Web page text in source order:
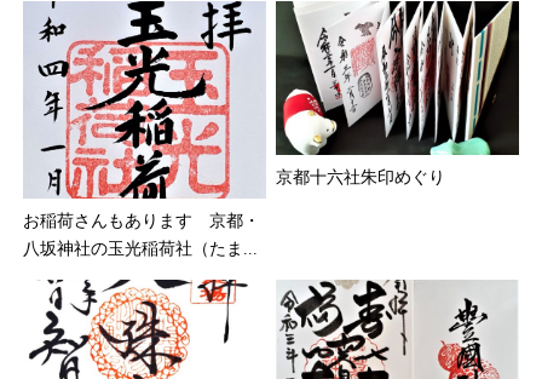
お稲荷さんもあります 京都・
八坂神社の玉光稲荷社（たま...
京都十六社朱印めぐり